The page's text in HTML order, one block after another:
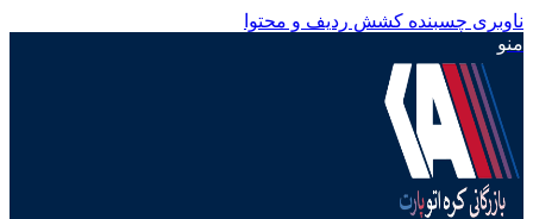
ناوبری چسبنده کشش ردیف و محتوا
منو